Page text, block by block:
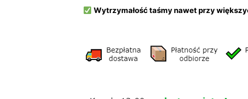
Wytrzymałość taśmy nawet przy